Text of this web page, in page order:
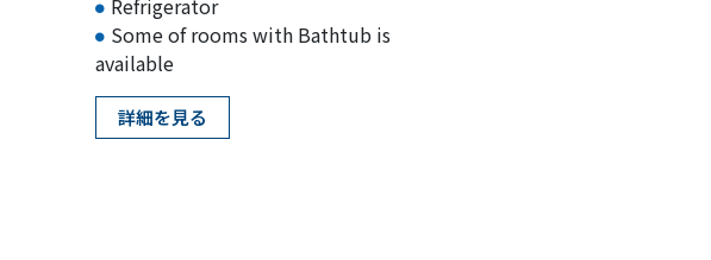
Refrigerator
Some of rooms with Bathtub is
available
詳細を見る